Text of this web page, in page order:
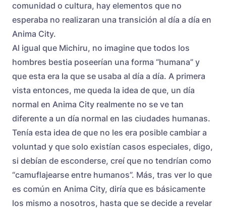
comunidad o cultura, hay elementos que no
esperaba no realizaran una transición al día a día en
Anima City.
Al igual que Michiru, no imagine que todos los
hombres bestia poseerían una forma “humana” y
que esta era la que se usaba al día a día. A primera
vista entonces, me queda la idea de que, un día
normal en Anima City realmente no se ve tan
diferente a un día normal en las ciudades humanas.
Tenía esta idea de que no les era posible cambiar a
voluntad y que solo existían casos especiales, digo,
si debían de esconderse, creí que no tendrían como
“camuflajearse entre humanos”. Más, tras ver lo que
es común en Anima City, diría que es básicamente
los mismo a nosotros, hasta que se decide a revelar